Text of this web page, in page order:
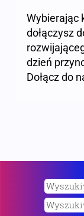
Wybierając
dołączysz
dzień
Dołącz do